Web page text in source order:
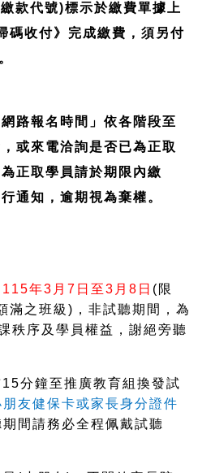
款代號)標示於繳費單據上
碼收付》完成繳費，須另付
路報名時間」依各階段至
或來電洽詢是否已為正取
正取學員請於期限內繳
通知，逾期視為棄權。
115年3月7日至3月8日 ( 限
滿之班級)，非試聽期間，為
秩序及學員權益，謝絕旁聽
分鐘至推廣教育組換發試
友健保卡或家長身分證件
期間請務必全程佩戴試聽